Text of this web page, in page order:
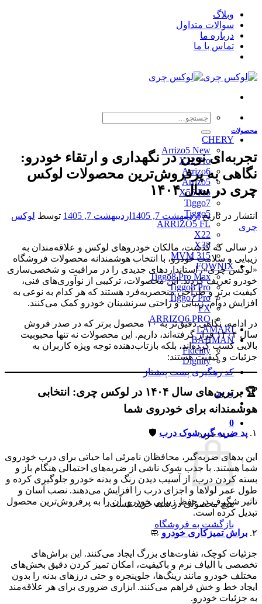
Skip
content
وبلاگ
سوالات متداول
درباره ما
تماس با ما
جستجو
CHERY
Arrizo5 New
X22 Pro
Arrizo6
Arrizo5
X55 Pro
Tiggo7
Tiggo5
ARRIZO5 FL
X22
X33
MVM 315
FOWNIX
Tiggo8 Pro Max
Tiggo8 Pro
Tiggo7 Pro
FX
ARRIZO6 PRO
LAMARI
BAHMAN
Fidelity
Dignity
کد رهگیری پست پیشتاز
ورود
0
سبد خرید
هیچ محصولی در سبد خرید نیست.
بازگشت به فروشگاه
محصولات
تجربه‌ای نوین در نگهداری و ارتقاء خودرو:
نگاهی به پرفروش‌ترین محصولات لوکس
چری در سال ۱۴۰۴
انتشار در تاریخاردیبهشت 7, 1405 اردیبهشت 7, 1405 توسط لوکس
چری
در سالی که گذشت، مالکان خودروهای لوکس و علاقه‌مندان به
زیبایی و سلامت خودرو، با انتخاب هوشمندانه محصولات فروشگاه
«لوکس چری»، استانداردهای جدیدی را در مراقبت و شخصی‌سازی
خودرو تعریف کردند. این محصولات، ترکیبی از نوآوری‌های فنی،
کیفیت برتر و طراحی منحصربه‌فرد هستند که هر کدام به نوعی به
افزایش دوام، زیبایی و راحتی سرنشینان خودرو کمک می‌کنند.
در ادامه، نگاهی دقیق‌تر به ۱۰ محصول برتر که در صدر فروش
سال ۱۴۰۴ قرار گرفته‌اند، داریم. این محصولات نه تنها محبوبیت
بالایی کسب کرده‌اند، بلکه بازتاب‌دهنده توجه ویژه کاربران به
جزئیات و کیفیت هستند:
🏆
برترین‌های سال ۱۴۰۴ در لوکس چری: انتخابی
هوشمندانه برای خودروی شما
۱. پد ضربه گیر شوک درب 🛡️
این پدهای ضربه‌گیر، محافظان نامرئی اما حیاتی برای درب خودروی
شما هستند. با جذب شوک ناشی از ضربه‌های احتمالی هنگام باز و
بسته کردن درب، از آسیب دیدن رنگ و بدنه خودرو جلوگیری کرده و
طول عمر لولاها و اجزای درب را افزایش می‌دهند. نصب آسان و
تاثیر شگرف در حفظ زیبایی خودرو، آن را به پرفروش‌ترین محصول
تبدیل کرده است.
۲. براش تمیزکاری خودرو 🧼
جزئیات کوچک، تفاوت‌های بزرگ ایجاد می‌کنند. این براش‌های
تخصصی با الیاف نرم و باکیفیت، امکان تمیز کردن دقیق بخش‌های
مختلف خودرو مانند رینگ‌ها، جلوپنجره و حتی درزهای بدنه را بدون
ایجاد خط و خش فراهم می‌کنند. ابزاری ضروری برای هر علاقه‌مند
به جزئیات خودرو.